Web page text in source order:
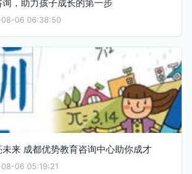
，助力孩子成长的第一步
08-06 06:38:50
来 成都优势教育咨询中心助你成才
06 05:19:21